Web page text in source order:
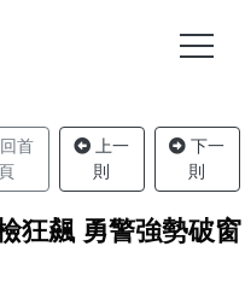
回首
頁
上一
則
下一
則
狂飆 勇警強勢破窗